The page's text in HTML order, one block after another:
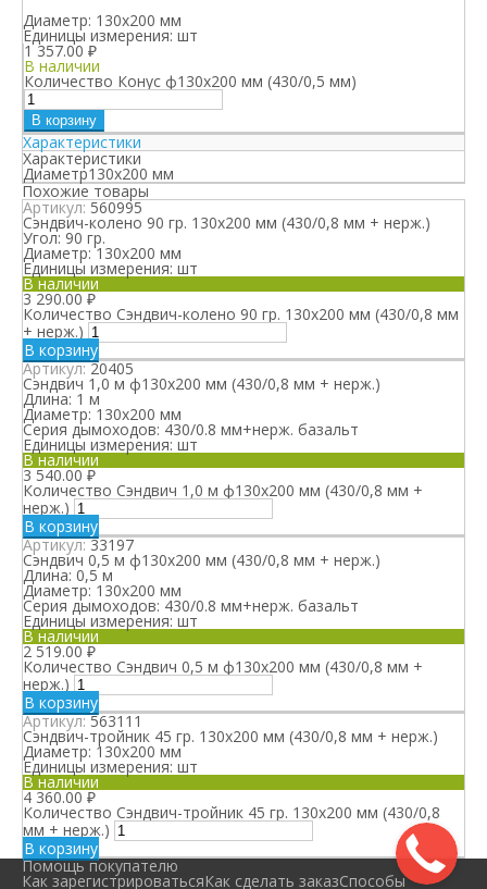
Диаметр: 130х200 мм
Единицы измерения: шт
1 357.00 ₽
В наличии
Количество Конус ф130х200 мм (430/0,5 мм)
В корзину
Характеристики
Характеристики
Диаметр130х200 мм
Похожие товары
Артикул:560995
Сэндвич-колено 90 гр. 130х200 мм (430/0,8 мм + нерж.)
Угол: 90 гр.
Диаметр:130х200 мм
Единицы измерения: шт
В наличии
3 290.00₽
Количество Сэндвич-колено 90 гр. 130х200 мм (430/0,8 мм
+ нерж.)
В корзину
Артикул:20405
Сэндвич 1,0 м ф130х200 мм (430/0,8 мм + нерж.)
Длина: 1 м
Диаметр: 130х200 мм
Серия дымоходов: 430/0.8 мм+нерж. базальт
Единицы измерения: шт
В наличии
3 540.00₽
Количество Сэндвич 1,0 м ф130х200 мм (430/0,8 мм +
нерж.)
В корзину
Артикул:33197
Сэндвич 0,5 м ф130х200 мм (430/0,8 мм + нерж.)
Длина: 0,5 м
Диаметр: 130х200 мм
Серия дымоходов: 430/0.8 мм+нерж. базальт
Единицы измерения: шт
В наличии
2 519.00₽
Количество Сэндвич 0,5 м ф130х200 мм (430/0,8 мм +
нерж.)
В корзину
Артикул:563111
Сэндвич-тройник 45 гр. 130х200 мм (430/0,8 мм + нерж.)
Диаметр: 130х200 мм
Единицы измерения: шт
В наличии
4 360.00₽
Количество Сэндвич-тройник 45 гр. 130х200 мм (430/0,8
мм + нерж.)
В корзину
Помощь покупателю
Как зарегистрироватьсяКак сделать заказСпособы